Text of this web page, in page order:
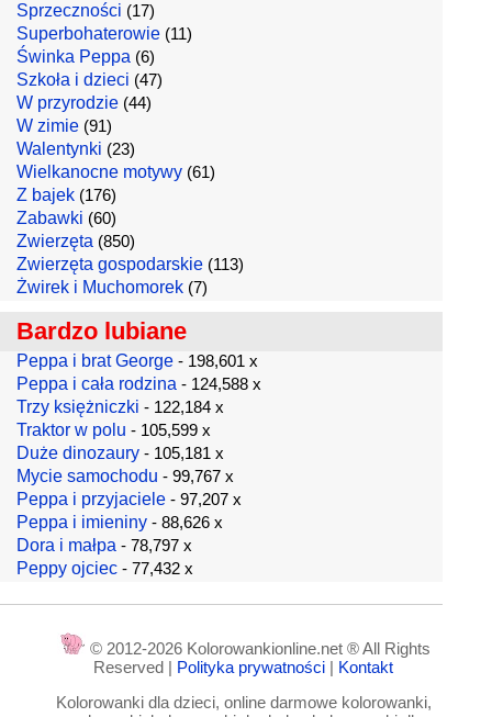
Sprzeczności (17)
Superbohaterowie (11)
Świnka Peppa (6)
Szkoła i dzieci (47)
W przyrodzie (44)
W zimie (91)
Walentynki (23)
Wielkanocne motywy (61)
Z bajek (176)
Zabawki (60)
Zwierzęta (850)
Zwierzęta gospodarskie (113)
Żwirek i Muchomorek (7)
Bardzo lubiane
Peppa i brat George - 198,601 x
Peppa i cała rodzina - 124,588 x
Trzy księżniczki - 122,184 x
Traktor w polu - 105,599 x
Duże dinozaury - 105,181 x
Mycie samochodu - 99,767 x
Peppa i przyjaciele - 97,207 x
Peppa i imieniny - 88,626 x
Dora i małpa - 78,797 x
Peppy ojciec - 77,432 x
© 2012-2026 Kolorowankionline.net ® All Rights
Reserved | Polityka prywatności | Kontakt
Kolorowanki dla dzieci, online darmowe kolorowanki,